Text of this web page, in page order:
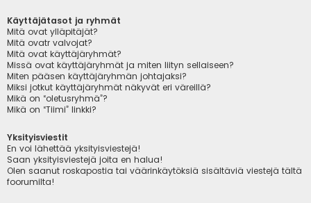
Käyttäjätasot ja ryhmät
Mitä ovat ylläpitäjät?
Mitä ovatr valvojat?
Mitä ovat käyttäjäryhmät?
Missä ovat käyttäjäryhmät ja miten liityn sellaiseen?
Miten pääsen käyttäjäryhmän johtajaksi?
Miksi jotkut käyttäjäryhmät näkyvät eri väreillä?
Mikä on “oletusryhmä”?
Mikä on “Tiimi” linkki?
Yksityisviestit
En voi lähettää yksityisviestejä!
Saan yksityisviestejä joita en halua!
Olen saanut roskapostia tai väärinkäytöksiä sisältäviä viestejä tältä
foorumilta!